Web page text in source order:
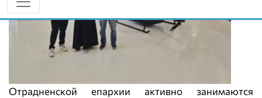
Отрадненской епархии активно занимаются